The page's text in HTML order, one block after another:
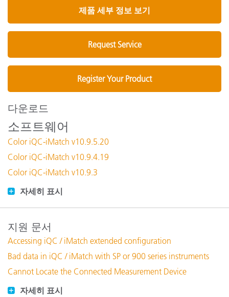
제품 세부 정보 보기
Request Service
Register Your Product
다운로드
소프트웨어
Color iQC-iMatch v10.9.5.20
Color iQC-iMatch v10.9.4.19
Color iQC-iMatch v10.9.3
자세히 표시
지원 문서
Accessing iQC / iMatch extended configuration
Bad data in iQC / iMatch with SP or 900 series instruments
Cannot Locate the Connected Measurement Device
자세히 표시